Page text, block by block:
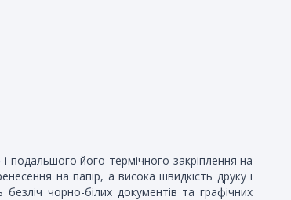
і подальшого його термічного закріплення на
на папір, а висока швидкість друку і
чорно-білих документів та графічних